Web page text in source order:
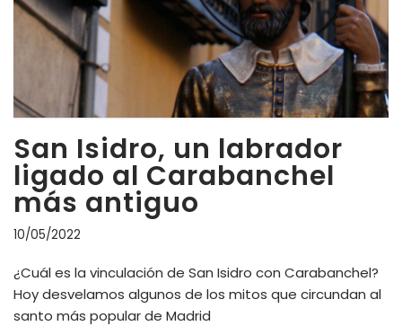
San Isidro, un labrador
ligado al Carabanchel
más antiguo
10/05/2022
¿Cuál es la vinculación de San Isidro con Carabanchel?
Hoy desvelamos algunos de los mitos que circundan al
santo más popular de Madrid